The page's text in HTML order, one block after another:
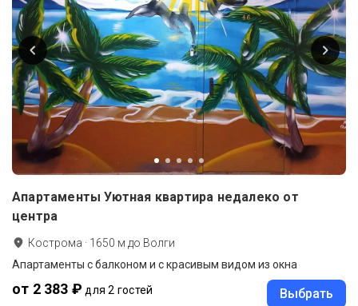
Апартаменты Уютная квартира недалеко от
центра
Кострома · 1650 м до Волги
Апартаменты с балконом и с красивым видом из окна
от 2 383 ₽ для 2 гостей Выбрать